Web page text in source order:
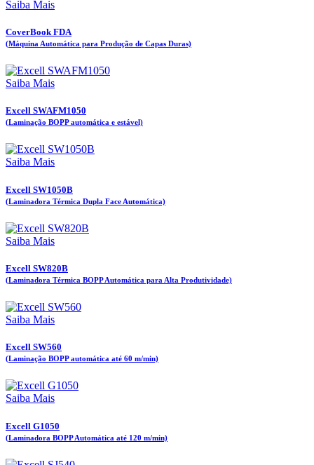
Saiba Mais
CoverBook FDA
(Máquina Automática para Produção de Capas Duras)
Saiba Mais
Excell SWAFM1050
(Laminação BOPP automática e estável)
Saiba Mais
Excell SW1050B
(Laminadora Térmica Dupla Face Automática)
Saiba Mais
Excell SW820B
(Laminadora Térmica BOPP Automática para Alta Produtividade)
Saiba Mais
Excell SW560
(Laminação BOPP automática até 60 m/min)
Saiba Mais
Excell G1050
(Laminadora BOPP Automática até 120 m/min)